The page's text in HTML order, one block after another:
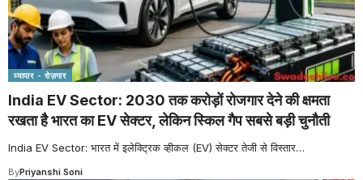
व्यापार - रोज़गार
India EV Sector: 2030 तक करोड़ों रोजगार देने की क्षमता
रखता है भारत का EV सेक्टर, लेकिन स्किल गैप सबसे बड़ी चुनौती
India EV Sector: भारत में इलेक्ट्रिक व्हीकल (EV) सेक्टर तेजी से विस्तार…
ByPriyanshi Soni